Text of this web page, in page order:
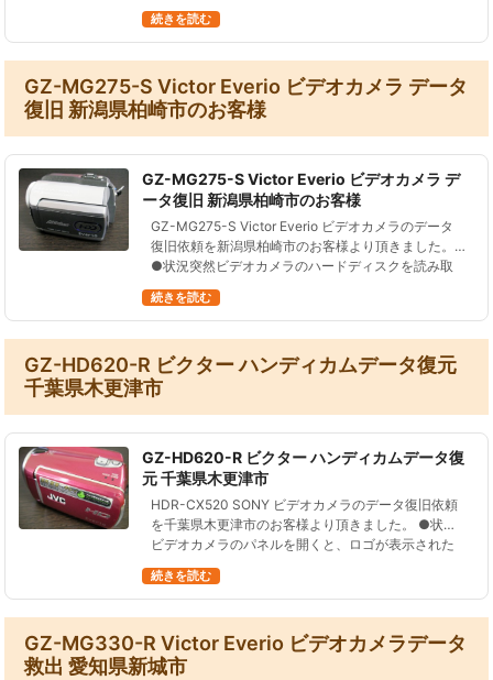
して…
続きを読む
GZ-MG275-S Victor Everio ビデオカメラ データ
復旧 新潟県柏崎市のお客様
GZ-MG275-S Victor Everio ビデオカメラ デ
ータ復旧 新潟県柏崎市のお客様
GZ-MG275-S Victor Everio ビデオカメラのデータ
復旧依頼を新潟県柏崎市のお客様より頂きました。
●状況突然ビデオカメラのハードディスクを読み取
と、HDD…
続きを読む
GZ-HD620-R ビクター ハンディカムデータ復元
千葉県木更津市
GZ-HD620-R ビクター ハンディカムデータ復
元 千葉県木更津市
HDR-CX520 SONY ビデオカメラのデータ復旧依頼
を千葉県木更津市のお客様より頂きました。 ●状況
ビデオカメラのパネルを開くと、ロゴが表示された
た。 テレビにつないで…
続きを読む
GZ-MG330-R Victor Everio ビデオカメラデータ
救出 愛知県新城市